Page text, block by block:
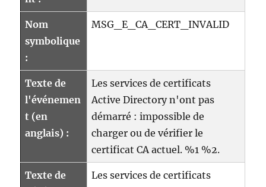
Nom
symbolique
:
MSG_E_CA_CERT_INVALID
Texte de
l'événemen
t (en
anglais) :
Les services de certificats
Active Directory n'ont pas
démarré : impossible de
charger ou de vérifier le
certificat CA actuel. %1 %2.
Texte de
Les services de certificats